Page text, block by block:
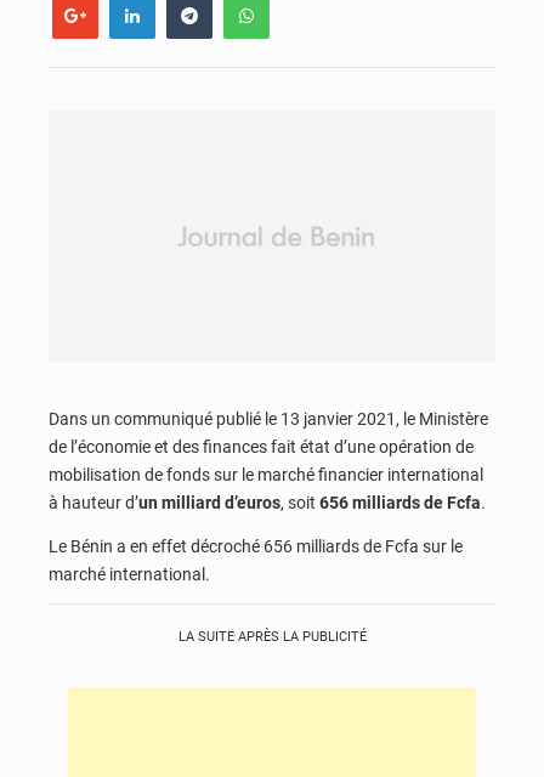
Dans un communiqué publié le 13 janvier 2021, le Ministère
de l’économie et des finances fait état d’une opération de
mobilisation de fonds sur le marché financier international
à hauteur d’un milliard d’euros, soit 656 milliards de Fcfa.
Le Bénin a en effet décroché 656 milliards de Fcfa sur le
marché international.
LA SUITE APRÈS LA PUBLICITÉ